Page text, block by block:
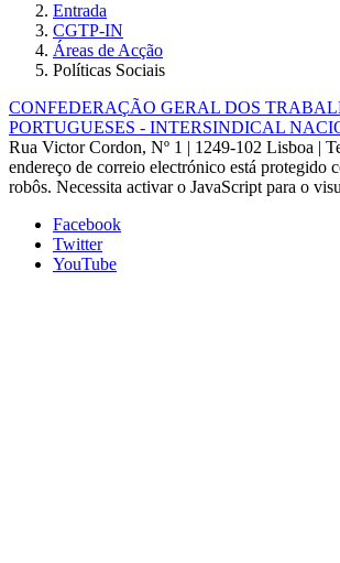
Entrada
CGTP-IN
Áreas de Acção
Políticas Sociais
CONFEDERAÇÃO GERAL DOS
PORTUGUESES - INTERSINDICAL
Rua Victor Cordon, Nº 1 | 1249-102 Lisboa |
endereço de correio electrónico está protegido
robôs. Necessita activar o JavaScript para o
Facebook
Twitter
YouTube